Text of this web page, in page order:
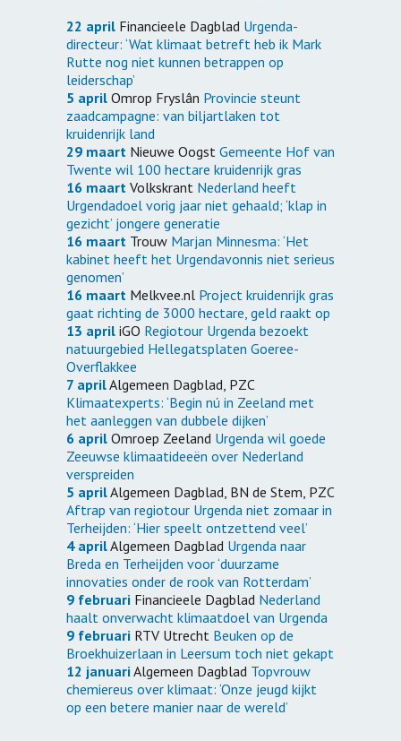
22 april Financieele Dagblad Urgenda-
directeur: ‘Wat klimaat betreft heb ik Mark
Rutte nog niet kunnen betrappen op
leiderschap’
5 april Omrop Fryslân Provincie steunt
zaadcampagne: van biljartlaken tot
kruidenrijk land
29 maart Nieuwe Oogst Gemeente Hof van
Twente wil 100 hectare kruidenrijk gras
16 maart Volkskrant Nederland heeft
Urgendadoel vorig jaar niet gehaald; ‘klap in
gezicht’ jongere generatie
16 maart Trouw Marjan Minnesma: ‘Het
kabinet heeft het Urgendavonnis niet serieus
genomen’
16 maart Melkvee.nl Project kruidenrijk gras
gaat richting de 3000 hectare, geld raakt op
13 april iGO Regiotour Urgenda bezoekt
natuurgebied Hellegatsplaten Goeree-
Overflakkee
7 aprilAlgemeen Dagblad, PZC
Klimaatexperts: ‘Begin nú in Zeeland met
het aanleggen van dubbele dijken’
6 april Omroep Zeeland Urgenda wil goede
Zeeuwse klimaatideeën over Nederland
verspreiden
5 aprilAlgemeen Dagblad, BN de Stem, PZC
Aftrap van regiotour Urgenda niet zomaar in
Terheijden: ‘Hier speelt ontzettend veel’
4 aprilAlgemeen Dagblad Urgenda naar
Breda en Terheijden voor ‘duurzame
innovaties onder de rook van Rotterdam’
9 februari Financieele Dagblad Nederland
haalt onverwacht klimaatdoel van Urgenda
9 februari RTV Utrecht Beuken op de
Broekhuizerlaan in Leersum toch niet gekapt
12 januariAlgemeen Dagblad Topvrouw
chemiereus over klimaat: ‘Onze jeugd kijkt
op een betere manier naar de wereld’